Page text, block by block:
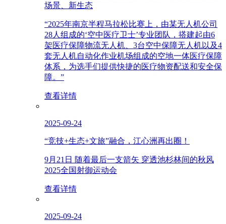
场景、新生态
“2025年南京半程马拉松比赛上，由某无人机公司
28人组成的‘空中医疗卫士’专业团队，搭建起由6
架医疗保障物流无人机、3台空中保障无人机以及4
套无人机自动化作业机场组成的空地一体医疗保障
体系，为选手们提供快捷的医疗物资配送和安全保
障。”
查看详情
2025-09-24
“竞技+生态+文旅”融合，江心洲再出圈！
9月21日 随着最后一支箭矢 穿透池杉林间的秋风
2025全国射御运动会
查看详情
2025-09-24